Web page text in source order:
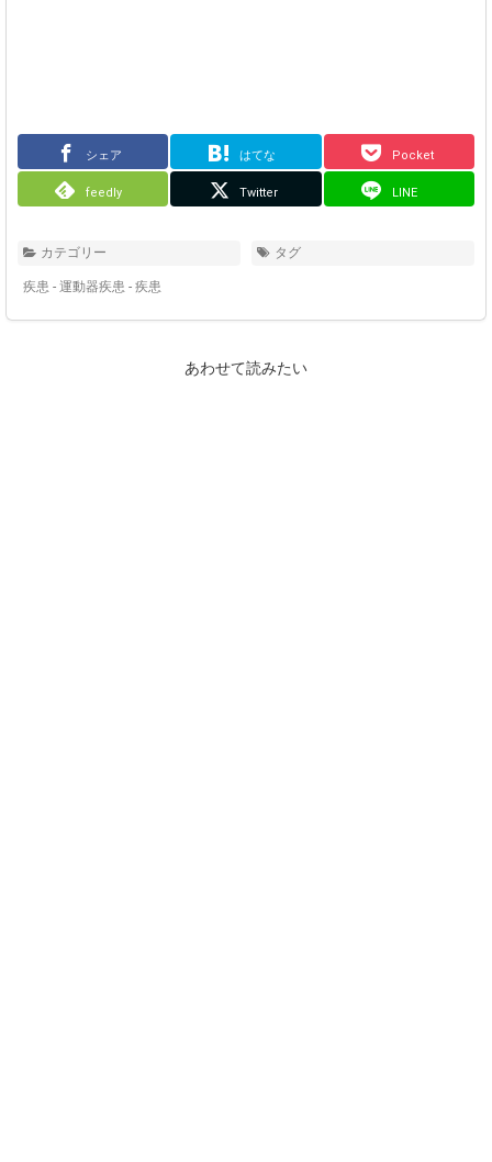
シェア はてな Pocket
feedly Twitter LINE
カテゴリー
疾患 - 運動器疾患 - 疾患
タグ
あわせて読みたい